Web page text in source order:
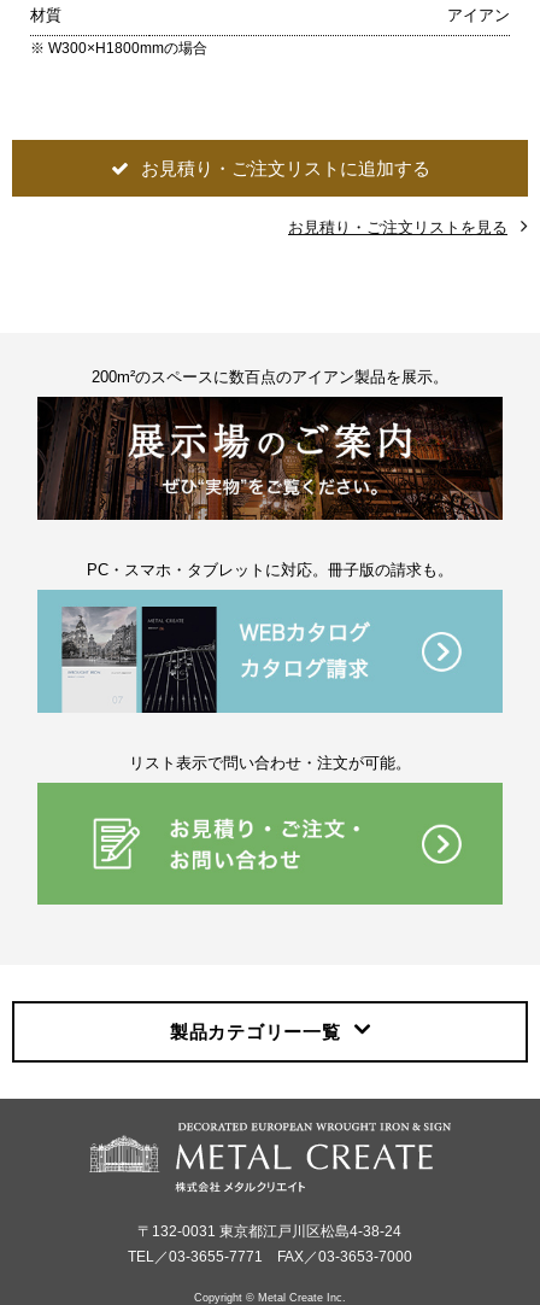
材質 アイアン
※ W300×H1800mmの場合
お見積り・ご注文リストに追加する
お見積り・ご注文リストを見る
200m²のスペースに数百点のアイアン製品を展示。
PC・スマホ・タブレットに対応。冊子版の請求も。
リスト表示で問い合わせ・注文が可能。
製品カテゴリー一覧
〒132-0031 東京都江戸川区松島4-38-24
TEL／03-3655-7771 FAX／03-3653-7000
Copyright © Metal Create Inc.